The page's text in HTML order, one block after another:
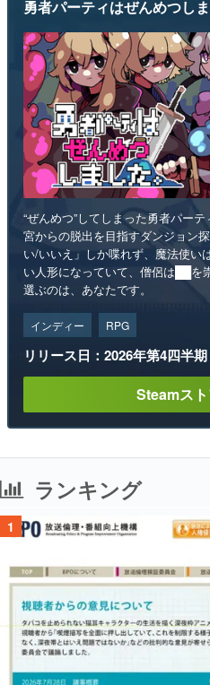
勇者パーティはぜんめつしま
“ぜんめつ”してしまった勇者パー
宮からの脱出を目指すダンジョン
い/いいえ」しか喋れず、魔法使い
い人形になっていて、僧侶は██を
選ぶのは、あなたです。
インディー RPG
リリース日：2026年第4四半期
Steamス
ランキング
1